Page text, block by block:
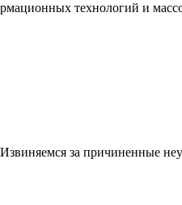
технологий и
за причиненные